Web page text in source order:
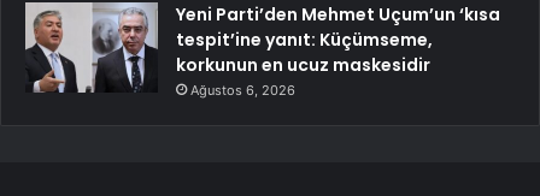
Yeni Parti’den Mehmet Uçum’un ‘kısa
tespit’ine yanıt: Küçümseme,
korkunun en ucuz maskesidir
Ağustos 6, 2026